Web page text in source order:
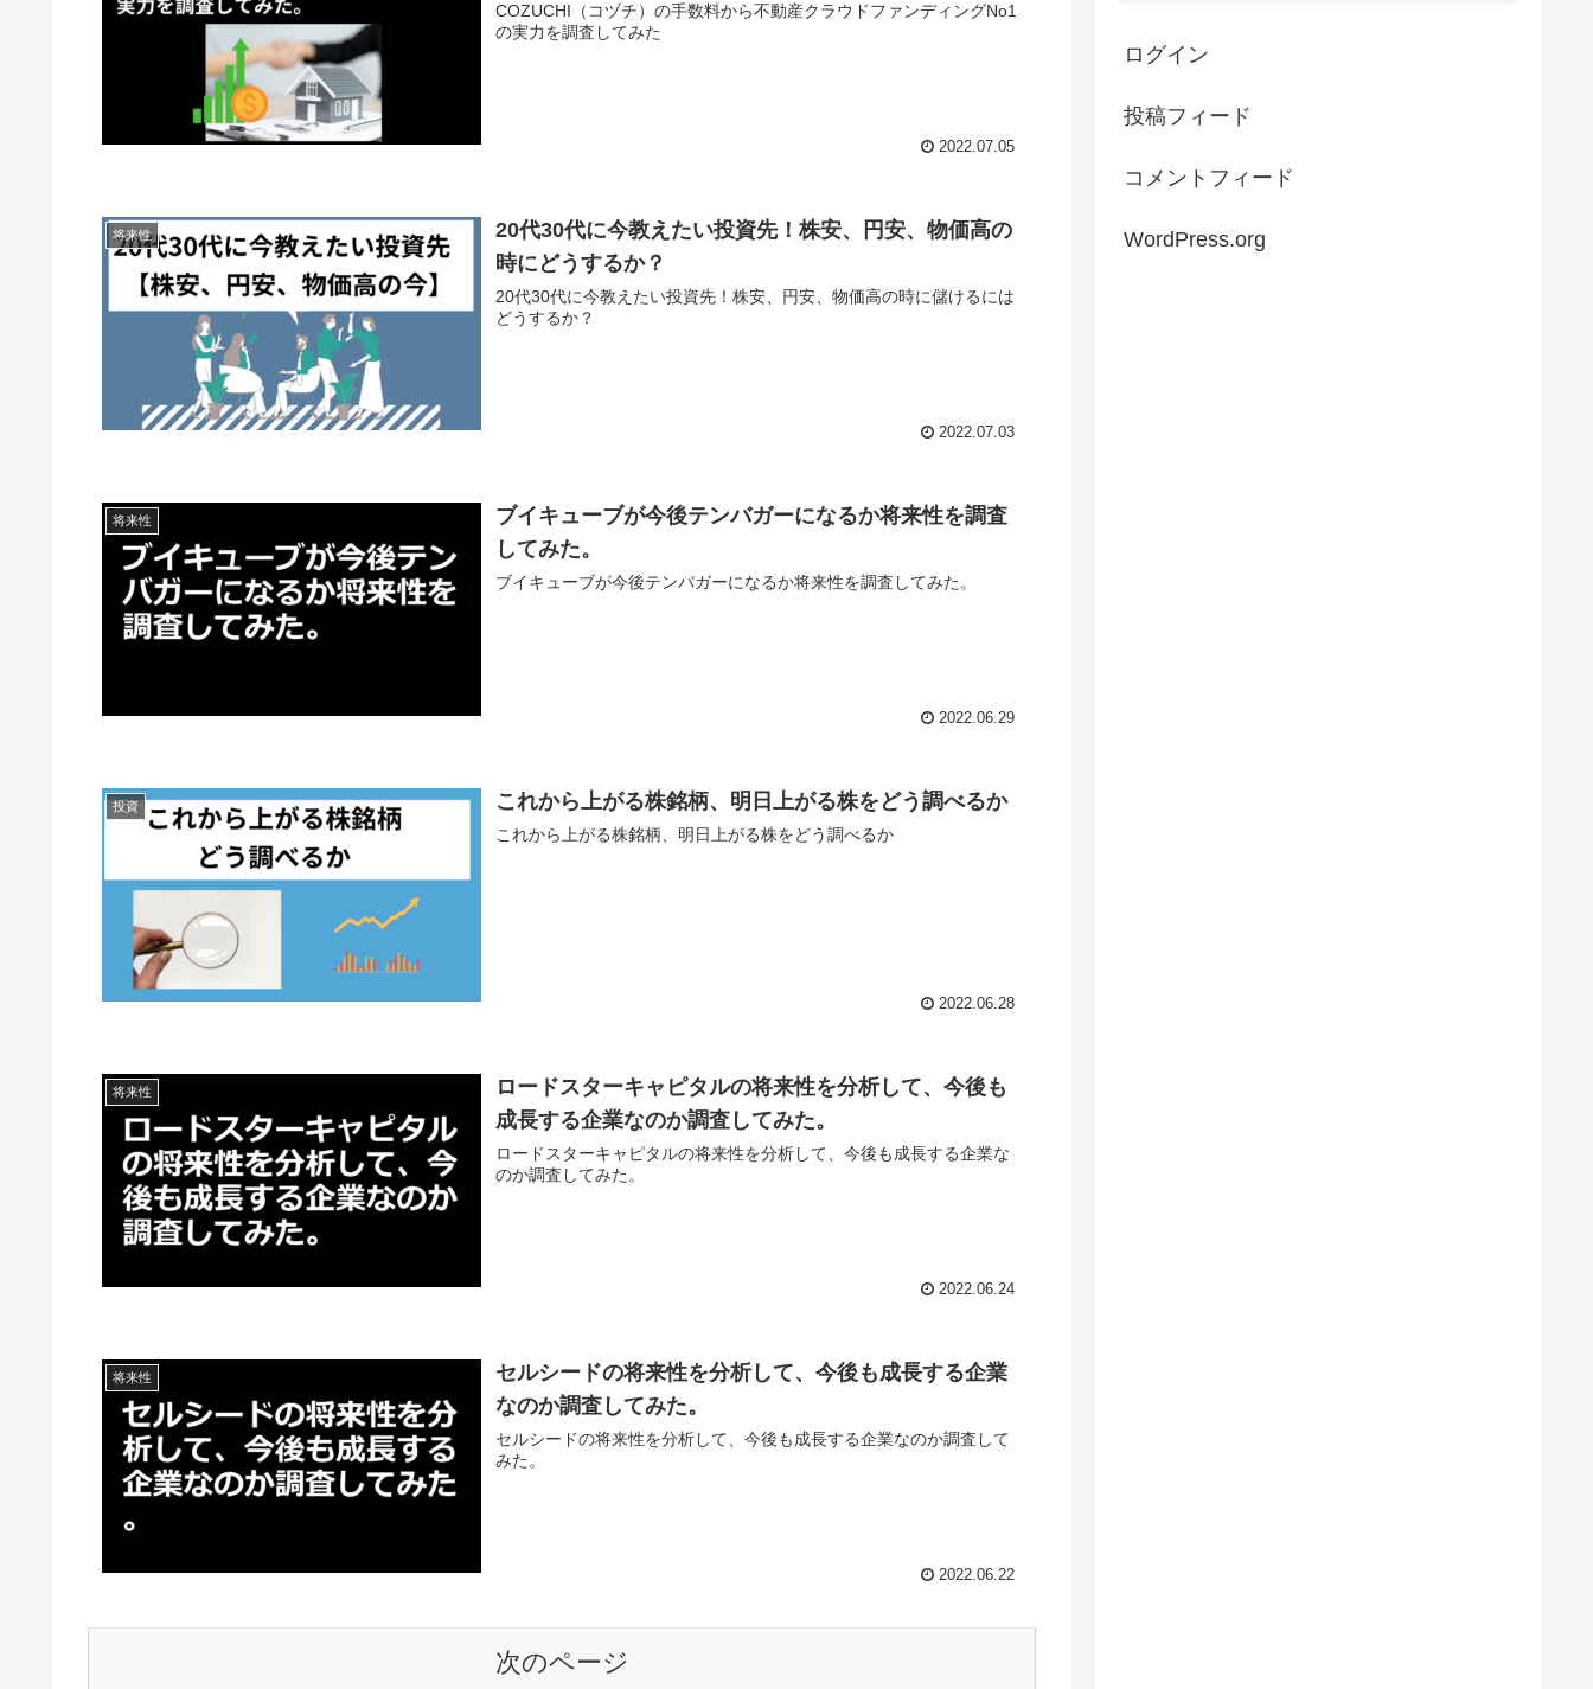
COZUCHI（コヅチ）の手数料から不動産クラウドファンディングNo1
の実力を調査してみた
2022.07.05
将来性
20代30代に今教えたい投資先！株安、円安、物価高の
時にどうするか？
20代30代に今教えたい投資先！株安、円安、物価高の時に儲けるには
どうするか？
2022.07.03
将来性
ブイキューブが今後テンバガーになるか将来性を調査
してみた。
ブイキューブが今後テンバガーになるか将来性を調査してみた。
2022.06.29
投資 これから上がる株銘柄、明日上がる株をどう調べるか
これから上がる株銘柄、明日上がる株をどう調べるか
2022.06.28
将来性
ロードスターキャピタルの将来性を分析して、今後も
成長する企業なのか調査してみた。
ロードスターキャピタルの将来性を分析して、今後も成長する企業な
のか調査してみた。
2022.06.24
将来性
セルシードの将来性を分析して、今後も成長する企業
なのか調査してみた。
セルシードの将来性を分析して、今後も成長する企業なのか調査して
みた。
2022.06.22
次のページ
ログイン
投稿フィード
コメントフィード
WordPress.org